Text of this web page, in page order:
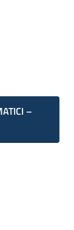
–